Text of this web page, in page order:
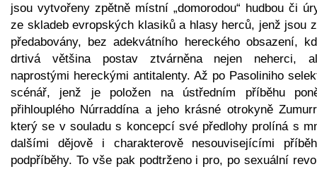
jsou vytvořeny zpětně místní „domorodou“ hudbou či
ze skladeb evropských klasiků a hlasy herců, jenž jsou
předabovány, bez adekvátního hereckého obsazení,
drtivá většina postav ztvárněna nejen neherci,
naprostými hereckými antitalenty. Až po Pasoliniho
scénář, jenž je položen na ústředním příběhu
přihlouplého Núrraddína a jeho krásné otrokyně
který se v souladu s koncepcí své předlohy prolíná s
dalšími dějově i charakterově nesouvisejícími
podpříběhy. To vše pak podtrženo i pro, po sexuální